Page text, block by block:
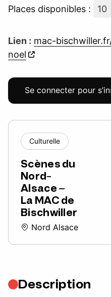
Places disponibles : 10
Lien : mac-
noel
Se connecter pour
Culturelle
Scènes du
Nord-
Alsace –
La MAC de
Bischwiller
Nord Alsace
Description